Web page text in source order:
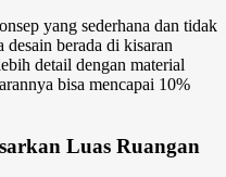
yang sederhana dan tidak
berada di kisaran
detail dengan material
bisa mencapai 10%
Luas Ruangan